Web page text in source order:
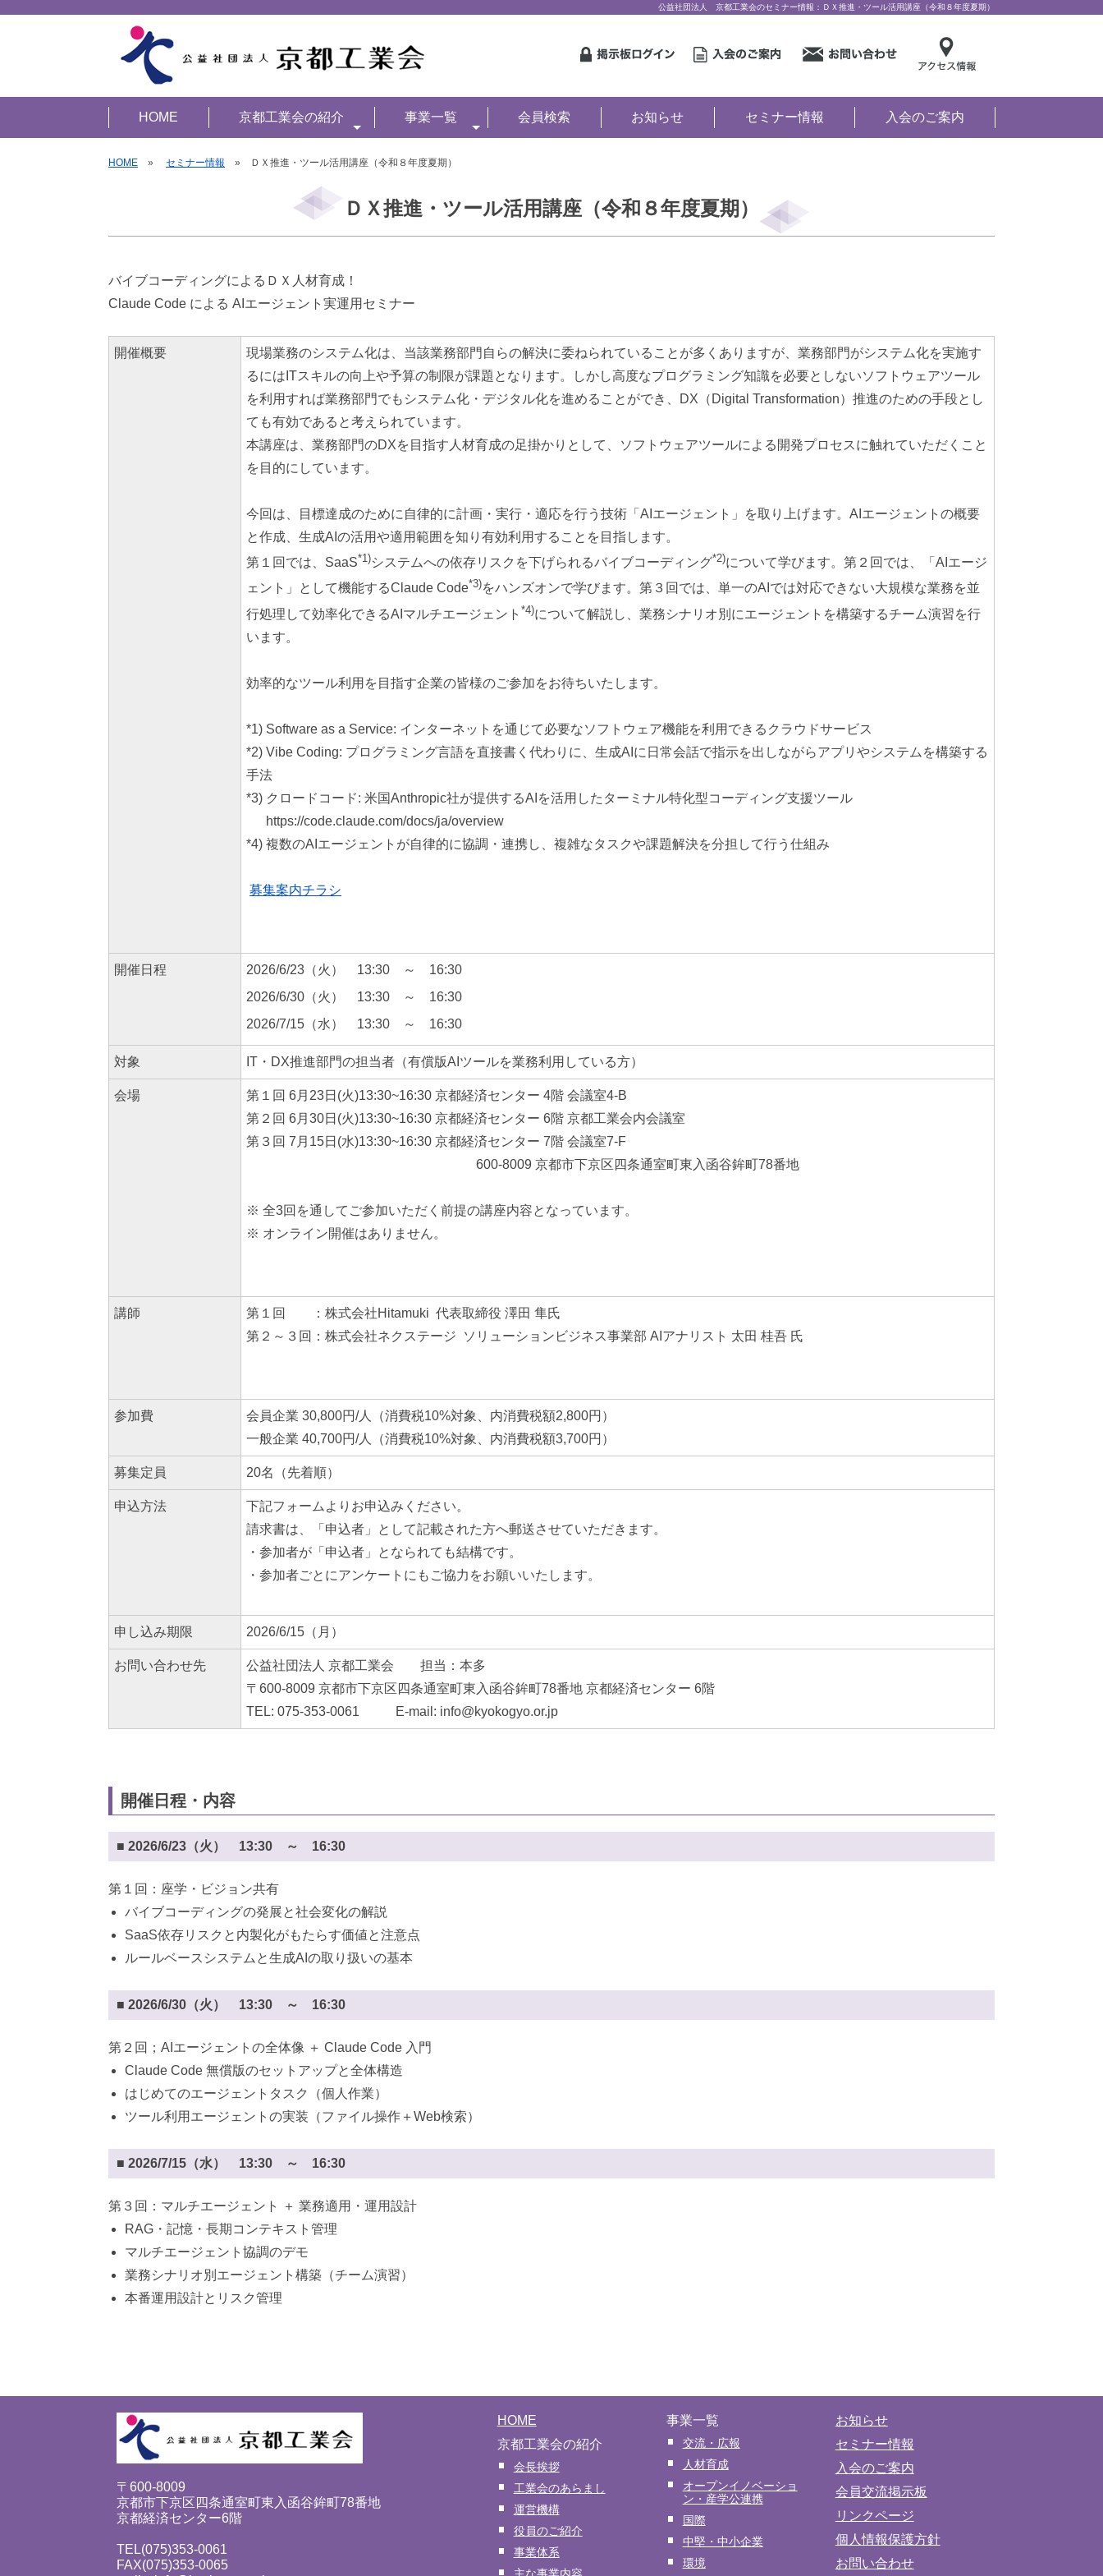
公益社団法人 京都工業会のセミナー情報：ＤＸ推進・ツール活用講座（令和８年度夏期）
HOME 京都工業会の紹介 事業一覧 会員検索 お知らせ セミナー情報 入会のご案内
HOME » セミナー情報 » ＤＸ推進・ツール活用講座（令和８年度夏期）
ＤＸ推進・ツール活用講座（令和８年度夏期）
バイブコーディングによるＤＸ人材育成！
Claude Code による AIエージェント実運用セミナー
開催概要
現場業務のシステム化は、当該業務部門自らの解決に委ねられていることが多くありますが、業務部門がシステム化を実施す
るにはITスキルの向上や予算の制限が課題となります。しかし高度なプログラミング知識を必要としないソフトウェアツール
を利用すれば業務部門でもシステム化・デジタル化を進めることができ、DX（Digital Transformation）推進のための手段とし
ても有効であると考えられています。
本講座は、業務部門のDXを目指す人材育成の足掛かりとして、ソフトウェアツールによる開発プロセスに触れていただくこと
を目的にしています。
今回は、目標達成のために自律的に計画・実行・適応を行う技術「AIエージェント」を取り上げます。AIエージェントの概要
と作成、生成AIの活用や適用範囲を知り有効利用することを目指します。
第１回では、SaaS*1)システムへの依存リスクを下げられるバイブコーディング*2)について学びます。第２回では、「AIエージ
ェント」として機能するClaude Code*3)をハンズオンで学びます。第３回では、単一のAIでは対応できない大規模な業務を並
行処理して効率化できるAIマルチエージェント *4)について解説し、業務シナリオ別にエージェントを構築するチーム演習を行
います。
効率的なツール利用を目指す企業の皆様のご参加をお待ちいたします。
*1) Software as a Service: インターネットを通じて必要なソフトウェア機能を利用できるクラウドサービス
*2) Vibe Coding: プログラミング言語を直接書く代わりに、生成AIに日常会話で指示を出しながらアプリやシステムを構築する
手法
*3) クロードコード: 米国Anthropic社が提供するAIを活用したターミナル特化型コーディング支援ツール
https://code.claude.com/docs/ja/overview
*4) 複数のAIエージェントが自律的に協調・連携し、複雑なタスクや課題解決を分担して行う仕組み
募集案内チラシ
開催日程
2026/6/23（火） 13:30 ～ 16:30
2026/6/30（火） 13:30 ～ 16:30
2026/7/15（水） 13:30 ～ 16:30
対象 IT・DX推進部門の担当者（有償版AIツールを業務利用している方）
会場 第１回 6月23日(火)13:30~16:30 京都経済センター 4階 会議室4-B
第２回 6月30日(火)13:30~16:30 京都経済センター 6階 京都工業会内会議室
第３回 7月15日(水)13:30~16:30 京都経済センター 7階 会議室7-F
600-8009 京都市下京区四条通室町東入函谷鉾町78番地
※ 全3回を通してご参加いただく前提の講座内容となっています。
※ オンライン開催はありません。
講師
第１回 ：株式会社Hitamuki 代表取締役 澤田 隼氏
第２～３回：株式会社ネクステージ ソリューションビジネス事業部 AIアナリスト 太田 桂吾 氏
参加費 会員企業 30,800円/人（消費税10%対象、内消費税額2,800円）
一般企業 40,700円/人（消費税10%対象、内消費税額3,700円）
募集定員 20名（先着順）
申込方法
下記フォームよりお申込みください。
請求書は、「申込者」として記載された方へ郵送させていただきます。
・参加者が「申込者」となられても結構です。
・参加者ごとにアンケートにもご協力をお願いいたします。
申し込み期限 2026/6/15（月）
お問い合わせ先
公益社団法人 京都工業会 担当：本多
〒600-8009 京都市下京区四条通室町東入函谷鉾町78番地 京都経済センター 6階
TEL: 075-353-0061 E-mail: info@kyokogyo.or.jp
開催日程・内容
■ 2026/6/23（火） 13:30 ～ 16:30
第１回：座学・ビジョン共有
バイブコーディングの発展と社会変化の解説
SaaS依存リスクと内製化がもたらす価値と注意点
ルールベースシステムと生成AIの取り扱いの基本
■ 2026/6/30（火） 13:30 ～ 16:30
第２回；AIエージェントの全体像 ＋ Claude Code 入門
Claude Code 無償版のセットアップと全体構造
はじめてのエージェントタスク（個人作業）
ツール利用エージェントの実装（ファイル操作＋Web検索）
■ 2026/7/15（水） 13:30 ～ 16:30
第３回：マルチエージェント ＋ 業務適用・運用設計
RAG・記憶・長期コンテキスト管理
マルチエージェント協調のデモ
業務シナリオ別エージェント構築（チーム演習）
本番運用設計とリスク管理
〒600-8009
京都市下京区四条通室町東入函谷鉾町78番地
京都経済センター6階
TEL(075)353-0061
FAX(075)353-0065
HOME
京都工業会の紹介
会長挨拶
工業会のあらまし
運営機構
役員のご紹介
事業体系
事業一覧
交流・広報
人材育成
オープンイノベーショ
ン・産学公連携
国際
中堅・中小企業
環境
お知らせ
セミナー情報
入会のご案内
会員交流掲示板
リンクページ
個人情報保護方針
お問い合わせ